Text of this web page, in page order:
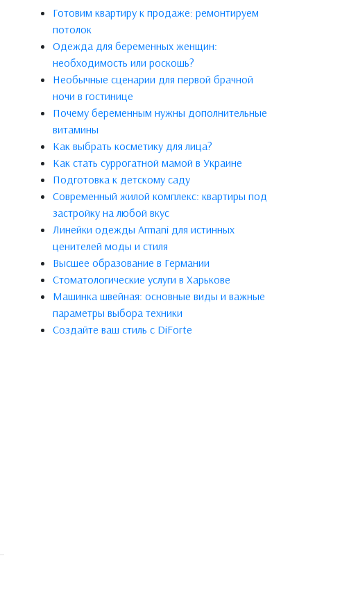
Готовим квартиру к продаже: ремонтируем
потолок
Одежда для беременных женщин:
необходимость или роскошь?
Необычные сценарии для первой брачной
ночи в гостинице
Почему беременным нужны дополнительные
витамины
Как выбрать косметику для лица?
Как стать суррогатной мамой в Украине
Подготовка к детскому саду
Современный жилой комплекс: квартиры под
застройку на любой вкус
Линейки одежды Armani для истинных
ценителей моды и стиля
Высшее образование в Германии
Стоматологические услуги в Харькове
Машинка швейная: основные виды и важные
параметры выбора техники
Создайте ваш стиль с DiForte